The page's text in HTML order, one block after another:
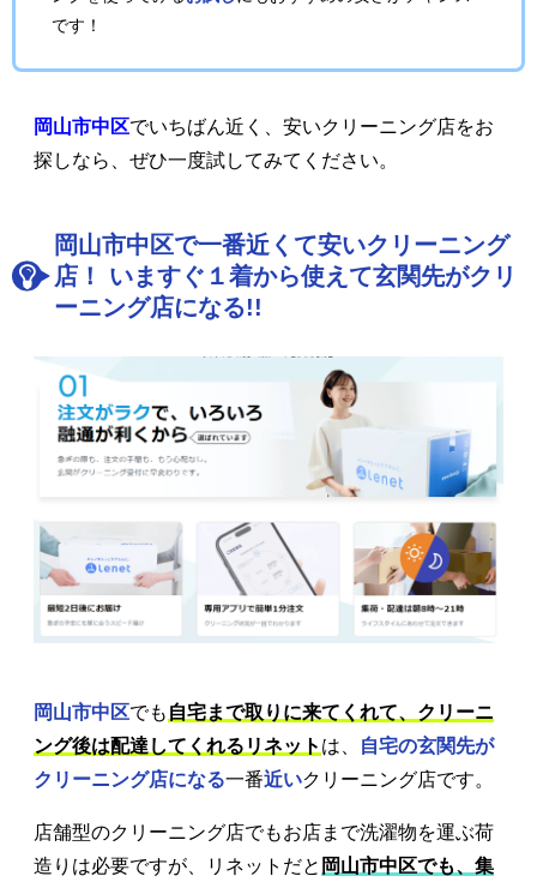
です！
岡山市中区でいちばん近く、安いクリーニング店をお
探しなら、ぜひ一度試してみてください。
岡山市中区で一番近くて安いクリーニング
店！ いますぐ１着から使えて玄関先がクリ
ーニング店になる!!
岡山市中区でも 自宅まで取りに来てくれて、クリーニ
ング後は配達してくれるリネット は、
自宅の玄関先が
クリーニング店になる一番近いクリーニング店です。
店舗型のクリーニング店でもお店まで洗濯物を運ぶ荷
造りは必要ですが、リネットだと 岡山市中区でも、集